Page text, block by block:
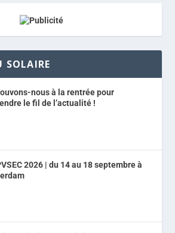
SOLAIRE
nous à la rentrée pour
le fil de l’actualité !
2026 | du 14 au 18 septembre à